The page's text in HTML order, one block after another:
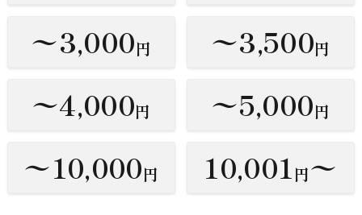
〜3,000円 〜3,500円
〜4,000円 〜5,000円
〜10,000円 10,001円〜